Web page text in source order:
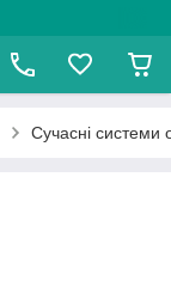
Сучасні системи